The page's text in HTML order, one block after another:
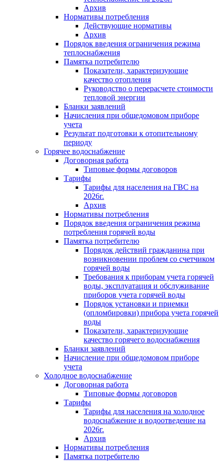
Архив
Нормативы потребления
Действующие нормативы
Архив
Порядок введения ограничения режима
теплоснабжения
Памятка потребителю
Показатели, характеризующие
качество отопления
Руководство о перерасчете стоимости
тепловой энергии
Бланки заявлений
Начисления при общедомовом приборе
учета
Результат подготовки к отопительному
периоду
Горячее водоснабжение
Договорная работа
Типовые формы договоров
Тарифы
Тарифы для населения на ГВС на
2026г.
Архив
Нормативы потребления
Порядок введения ограничения режима
потребления горячей воды
Памятка потребителю
Порядок действий гражданина при
возникновении проблем со счетчиком
горячей воды
Требования к приборам учета горячей
воды, эксплуатация и обслуживание
приборов учета горячей воды
Порядок установки и приемки
(опломбировки) прибора учета горячей
воды
Показатели, характеризующие
качество горячего водоснабжения
Бланки заявлений
Начисление при общедомовом приборе
учета
Холодное водоснабжение
Договорная работа
Типовые формы договоров
Тарифы
Тарифы для населения на холодное
водоснабжение и водоотведение на
2026г.
Архив
Нормативы потребления
Памятка потребителю